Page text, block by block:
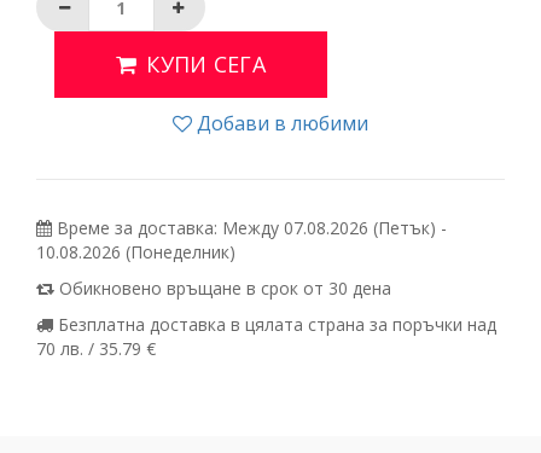
КУПИ СЕГА
Добави в любими
Време за доставка: Между 07.08.2026 (Петък) -
10.08.2026 (Понеделник)
Обикновено връщане в срок от 30 дена
Безплатна доставка в цялата страна за поръчки над
70 лв. / 35.79 €